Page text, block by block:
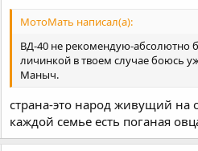
МотоМать написал(а):
ВД-40 не рекомендую-абсолютно
личинкой в твоем случае боюсь
Маныч.
страна-это народ живущий на
каждой семье есть поганая